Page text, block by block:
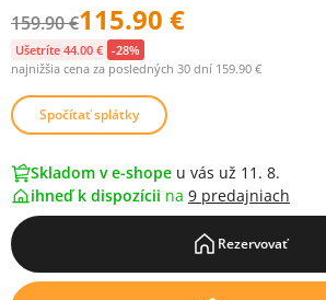
159.90 €115.90 €
Ušetríte 44.00 € -28%
najnižšia cena za posledných 30 dní 159.90 €
Spočítať splátky
Skladom v e-shope u vás už 11. 8.
ihneď k dispozícii na 9 predajniach
Rezervovať